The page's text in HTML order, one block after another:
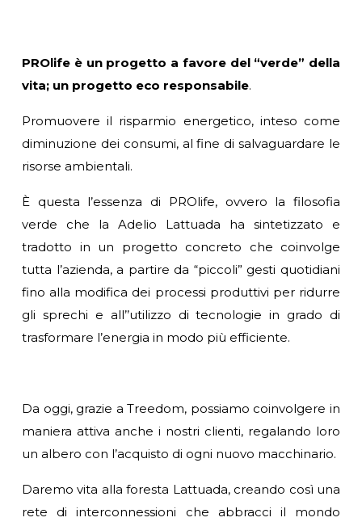
PROlife è un progetto a favore del “verde” della
vita; un progetto eco responsabile.
Promuovere il risparmio energetico, inteso come
diminuzione dei consumi, al fine di salvaguardare le
risorse ambientali.
È questa l’essenza di PROlife, ovvero la filosofia
verde che la Adelio Lattuada ha sintetizzato e
tradotto in un progetto concreto che coinvolge
tutta l’azienda, a partire da “piccoli” gesti quotidiani
fino alla modifica dei processi produttivi per ridurre
gli sprechi e all’’utilizzo di tecnologie in grado di
trasformare l’energia in modo più efficiente.
Da oggi, grazie a Treedom, possiamo coinvolgere in
maniera attiva anche i nostri clienti, regalando loro
un albero con l’acquisto di ogni nuovo macchinario.
Daremo vita alla foresta Lattuada, creando così una
rete di interconnessioni che abbracci il mondo